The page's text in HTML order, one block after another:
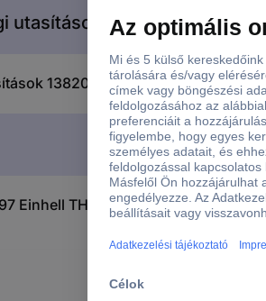
utasítások
1382097 Einhell TH-DY 500 E
Einhell TH-DY 500 E Hálózati